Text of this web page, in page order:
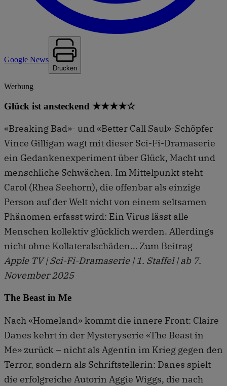
Google News
Drucken
Werbung
Glück ist ansteckend ★★★★☆
«Breaking Bad»- und «Better Call Saul»-Schöpfer
Vince Gilligan wagt mit dieser Sci-Fi-Dramaserie
ein Gedankenexperiment über Glück, Macht und
menschliche Schwächen. Im Mittelpunkt steht
Carol (Rhea Seehorn), die offenbar als einzige
Person auf der Welt nicht von einem seltsamen
Phänomen erfasst wird: Ein Virus lässt alle
Menschen kollektiv glücklich werden. Allerdings
nicht ohne Kollateralschäden… Zum Beitrag
Apple TV | Sci-Fi-Dramaserie | 1. Staffel | ab 7.
November 2025
The Beast in Me
Nach «Homeland» kommt die innere Front: Claire
Danes kehrt in der Mysteryserie «The Beast in
Me» zurück – nicht als Agentin im Krieg gegen den
Terror, sondern als Schriftstellerin: Danes spielt
die erfolgreiche Autorin Aggie Wiggs, die nach